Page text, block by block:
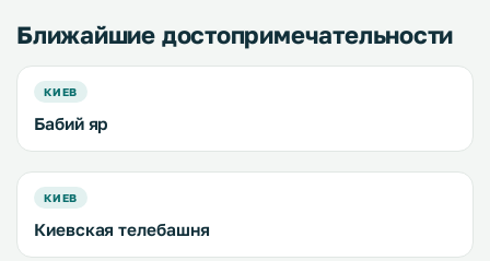
Ближайшие достопримечательности
КИЕВ
Бабий яр
КИЕВ
Киевская телебашня